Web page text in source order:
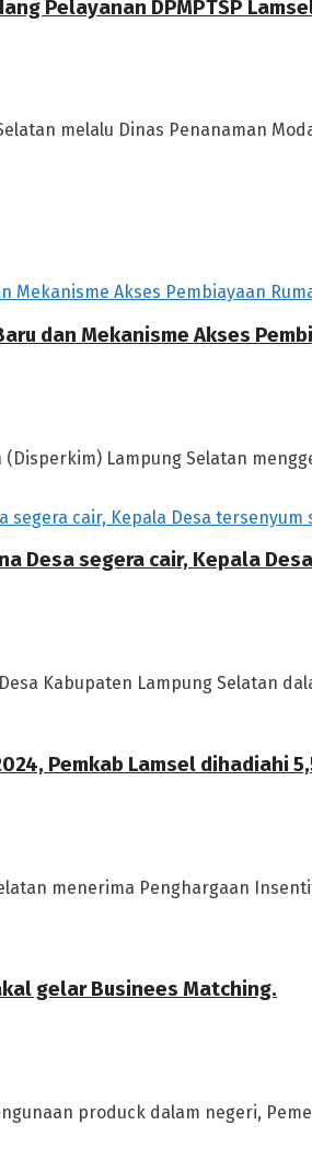
Pelayanan DPMPTSP
melalu Dinas Penanaman
dan Mekanisme Akses
Lampung Selatan
Desa segera cair, Kepala
Kabupaten Lampung Selatan
Pemkab Lamsel dihadiahi
menerima Penghargaan
gelar Businees Matching.
produck dalam negeri,